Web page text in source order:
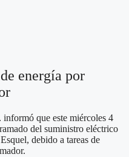
energía por
que este miércoles 4
del suministro eléctrico
debido a tareas de